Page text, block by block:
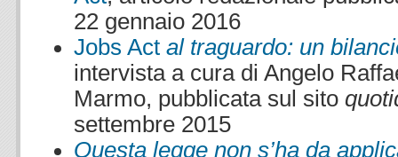
22 gennaio 2016
Jobs Act al traguardo: un
intervista a cura di Angelo
Marmo, pubblicata sul sito
settembre 2015
Questa legge non s’ha da